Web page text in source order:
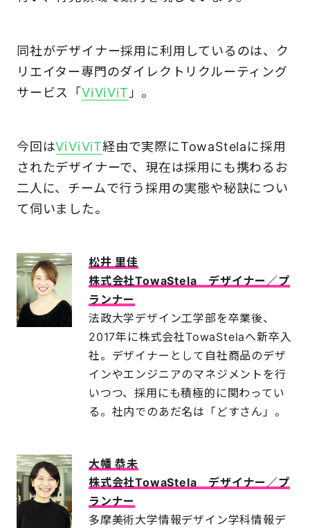
同社がデザイナー採用に利用しているのは、ク
リエイター専門のダイレクトリクルーティング
サービス「 ViViViT 」。
今回はViViViT経由で実際にTowaStelaに採用
されたデザイナーで、現在は採用にも携わるお
二人に、チームで行う採用の実態や秘訣につい
て伺いました。
松井 里佳
株式会社TowaStela デザイナー／プ
ランナー
法政大学デザイン工学部を卒業後、
2017年に株式会社TowaStelaへ新卒入
社。デザイナーとして自社商品のデザ
インやエンジニアのマネジメントを行
いつつ、採用にも積極的に関わってい
る。社内でのあだ名は「どすさん」。
大幡 恭未
株式会社TowaStela デザイナー／プ
ランナー
多摩美術大学情報デザイン学科情報デ